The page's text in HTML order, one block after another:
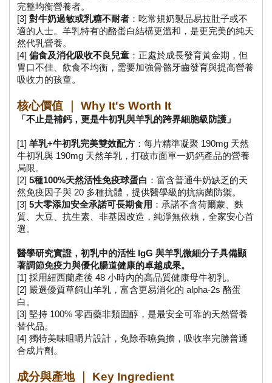
完整均衡營養者。
[3] 對牛奶過敏或乳糖不耐者 ：吃常規奶製品易拉肚子或不
適的人士。羊乳特有的酪蛋白結構更溫和，是更完美的純天
然代乳營養。
[4] 偏食及消化吸收不良兒童 ：正處於成長發育黃金期，但
胃口不佳、飲食不均衡，需要加強骨骼牙齒發育與提高營養
吸收力的孩童。
核心價值 ｜ Why It's Worth It
「不止是補鈣，更是牛初乳與羊乳的跨界細胞級防護」
[1] 羊乳+牛初乳完美雙效配方 ：每片精準凝聚 190mg 天然
牛初乳與 190mg 天然羊乳，打破市面單一奶鈣產品的營養
局限。
[2] 5種100%天然活性免疫球蛋白 ：富含普通牛奶缺乏的天
然免疫因子與 20 多種抗體，提供醫學級的抗病菌防禦。
[3] 5大零添加安全承諾可長期食用 ：承諾不含荷爾蒙、麩
質、大豆、抗生素、非基因改造，純淨無依賴，全家安心首
選。
醫學研究實證，初乳中的活性 IgG 與羊乳微細分子具備顯
著調節免疫力與優化腸道健康的卓越成果。
[1] 採用紐西蘭產後 48 小時內的高品質健康母牛初乳。
[2] 嚴選優質草飼山羊乳，富含更易消化的 alpha-2s 酪蛋
白。
[3] 堅持 100% 零西藥非類固醇，是最安全可靠的天然營養
替代品。
[4] 獨特美味咀嚼片設計，免除吞嚥負擔，吸收率完勝普通
合成片劑。
成分與產地 ｜ Key Ingredient